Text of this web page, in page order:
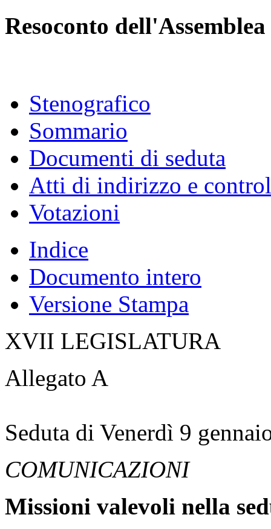
Resoconto dell'Assemblea
Stenografico
Sommario
Documenti di seduta
Atti di indirizzo e
Votazioni
Indice
Documento intero
Versione Stampa
XVII LEGISLATURA
Allegato A
Seduta di Venerdì 9
COMUNICAZIONI
Missioni valevoli nella